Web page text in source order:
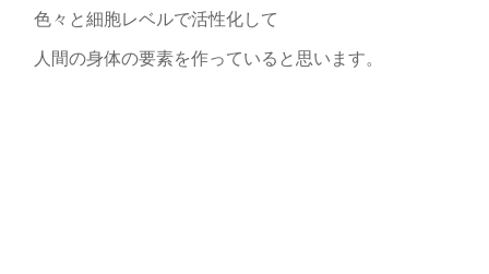
色々と細胞レベルで活性化して
人間の身体の要素を作っていると思います。